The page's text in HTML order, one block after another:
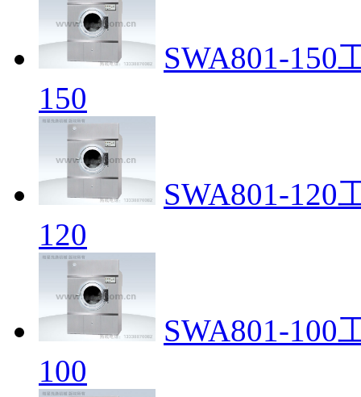
SWA801-150
150
SWA801-120
120
SWA801-100
100